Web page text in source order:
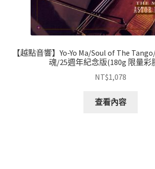
【越點音響】Yo-Yo Ma/Soul of The
魂/25週年紀念版(180g 限量彩
NT$1,078
查看內容